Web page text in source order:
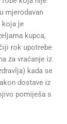
mjerodavan
koja je
kupca,
rok upotrebe
za vraćanje iz
kada se
dostave iz
pomiješa s